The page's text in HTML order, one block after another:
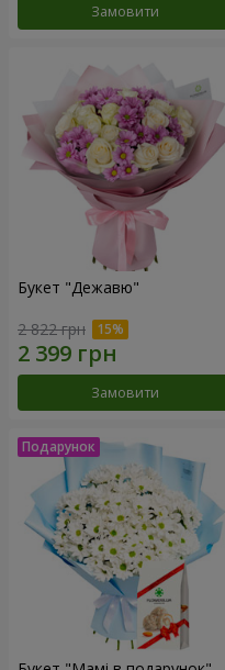
Замовити
Букет "Дежавю"
2 822 грн
Замовити